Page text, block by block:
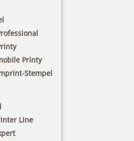
Printy
Stempel
Line
sind praktische
denn sie passen in jede